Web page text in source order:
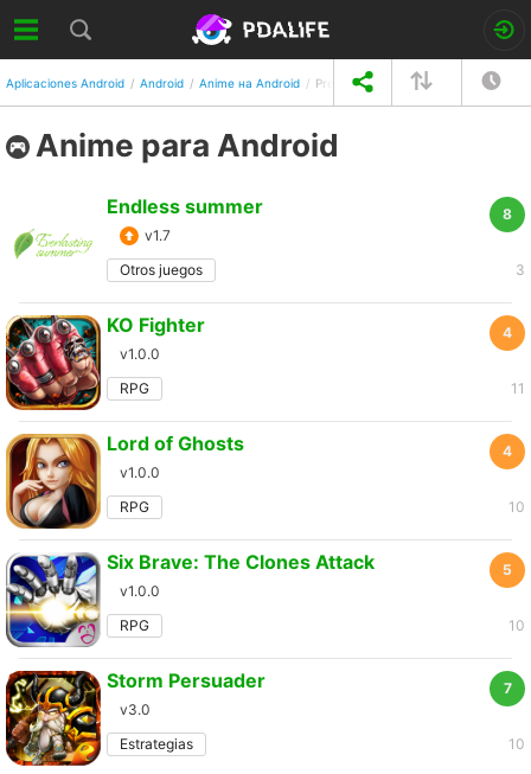
Aplicaciones Android Android Anime на Android Precio ascendente
Anime para Android
8
Endless summer
v1.7
Otros juegos
3
4
KO Fighter
v1.0.0
RPG
11
4
Lord of Ghosts
v1.0.0
RPG
10
5
Six Brave: The Clones Attack
v1.0.0
RPG
10
7
Storm Persuader
v3.0
Estrategias
10